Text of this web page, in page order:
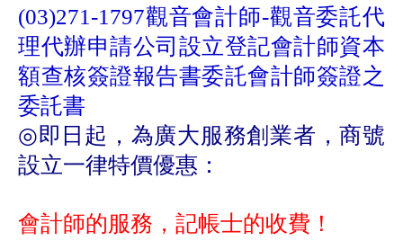
(03)271-1797觀音會計師-觀音委託代
理代辦申請公司設立登記會計師資本
額查核簽證報告書委託會計師簽證之
委託書
◎即日起，為廣大服務創業者，商號
設立一律特價優惠：
會計師的服務，記帳士的收費！